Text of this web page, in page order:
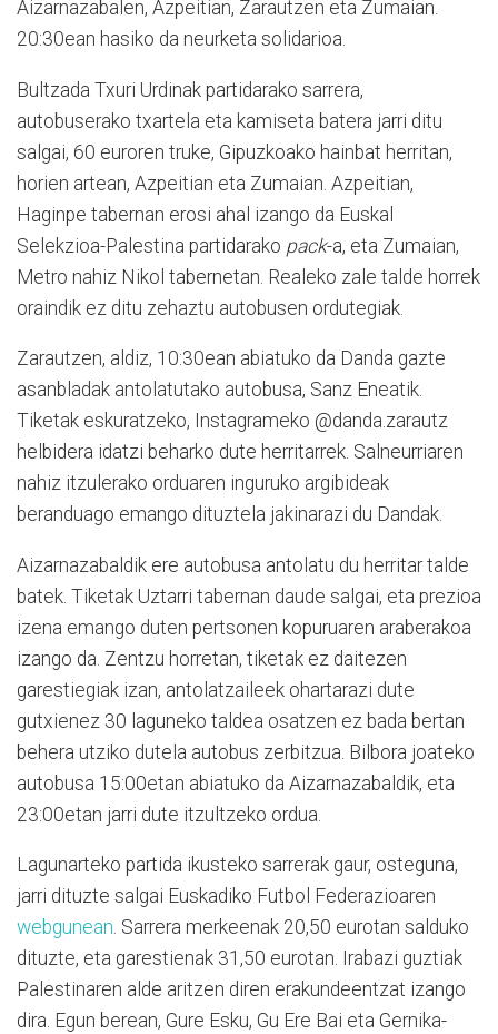
Aizarnazabalen, Azpeitian, Zarautzen eta Zumaian.
20:30ean hasiko da neurketa solidarioa.
Bultzada Txuri Urdinak partidarako sarrera,
autobuserako txartela eta kamiseta batera jarri ditu
salgai, 60 euroren truke, Gipuzkoako hainbat herritan,
horien artean, Azpeitian eta Zumaian. Azpeitian,
Haginpe tabernan erosi ahal izango da Euskal
Selekzioa-Palestina partidarako pack-a, eta Zumaian,
Metro nahiz Nikol tabernetan. Realeko zale talde horrek
oraindik ez ditu zehaztu autobusen ordutegiak.
Zarautzen, aldiz, 10:30ean abiatuko da Danda gazte
asanbladak antolatutako autobusa, Sanz Eneatik.
Tiketak eskuratzeko, Instagrameko @danda.zarautz
helbidera idatzi beharko dute herritarrek. Salneurriaren
nahiz itzulerako orduaren inguruko argibideak
beranduago emango dituztela jakinarazi du Dandak.
Aizarnazabaldik ere autobusa antolatu du herritar talde
batek. Tiketak Uztarri tabernan daude salgai, eta prezioa
izena emango duten pertsonen kopuruaren araberakoa
izango da. Zentzu horretan, tiketak ez daitezen
garestiegiak izan, antolatzaileek ohartarazi dute
gutxienez 30 laguneko taldea osatzen ez bada bertan
behera utziko dutela autobus zerbitzua. Bilbora joateko
autobusa 15:00etan abiatuko da Aizarnazabaldik, eta
23:00etan jarri dute itzultzeko ordua.
Lagunarteko partida ikusteko sarrerak gaur, osteguna,
jarri dituzte salgai Euskadiko Futbol Federazioaren
webgunean. Sarrera merkeenak 20,50 eurotan salduko
dituzte, eta garestienak 31,50 eurotan. Irabazi guztiak
Palestinaren alde aritzen diren erakundeentzat izango
dira. Egun berean, Gure Esku, Gu Ere Bai eta Gernika-